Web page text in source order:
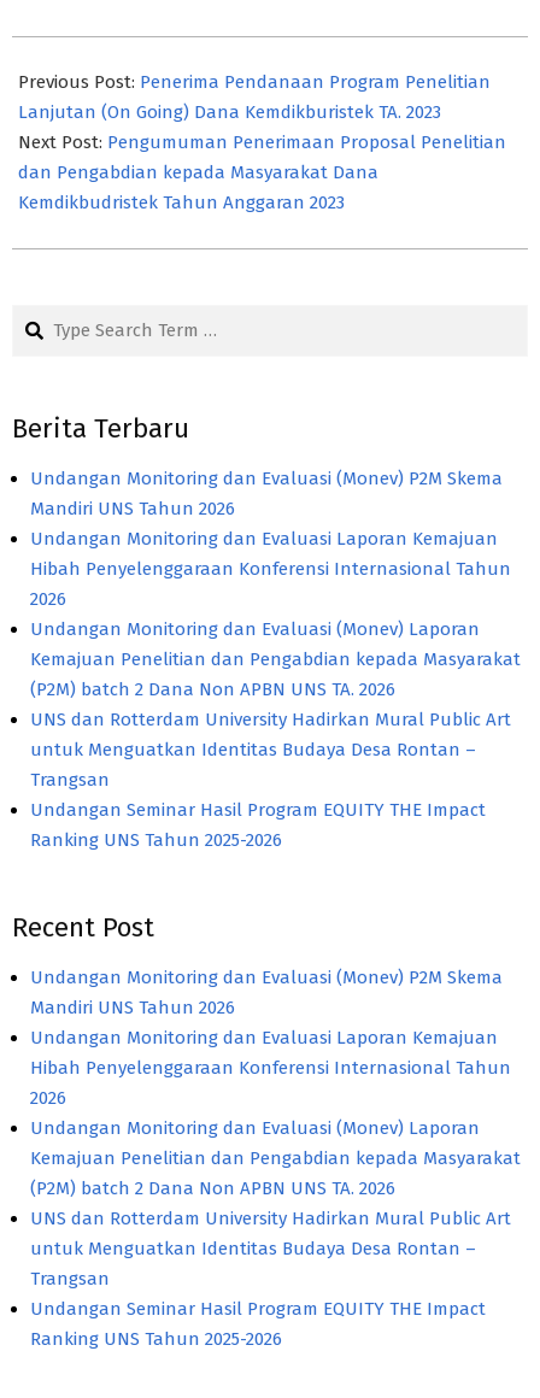
03-
13
Previous Post: Penerima Pendanaan Program Penelitian
Lanjutan (On Going) Dana Kemdikburistek TA. 2023
Next Post: Pengumuman Penerimaan Proposal Penelitian
dan Pengabdian kepada Masyarakat Dana
Kemdikbudristek Tahun Anggaran 2023
Search
Berita Terbaru
Undangan Monitoring dan Evaluasi (Monev) P2M Skema
Mandiri UNS Tahun 2026
Undangan Monitoring dan Evaluasi Laporan Kemajuan
Hibah Penyelenggaraan Konferensi Internasional Tahun
2026
Undangan Monitoring dan Evaluasi (Monev) Laporan
Kemajuan Penelitian dan Pengabdian kepada Masyarakat
(P2M) batch 2 Dana Non APBN UNS TA. 2026
UNS dan Rotterdam University Hadirkan Mural Public Art
untuk Menguatkan Identitas Budaya Desa Rontan –
Trangsan
Undangan Seminar Hasil Program EQUITY THE Impact
Ranking UNS Tahun 2025-2026
Recent Post
Undangan Monitoring dan Evaluasi (Monev) P2M Skema
Mandiri UNS Tahun 2026
Undangan Monitoring dan Evaluasi Laporan Kemajuan
Hibah Penyelenggaraan Konferensi Internasional Tahun
2026
Undangan Monitoring dan Evaluasi (Monev) Laporan
Kemajuan Penelitian dan Pengabdian kepada Masyarakat
(P2M) batch 2 Dana Non APBN UNS TA. 2026
UNS dan Rotterdam University Hadirkan Mural Public Art
untuk Menguatkan Identitas Budaya Desa Rontan –
Trangsan
Undangan Seminar Hasil Program EQUITY THE Impact
Ranking UNS Tahun 2025-2026